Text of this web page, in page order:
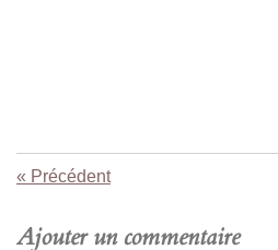
« Précédent
Ajouter un commentaire